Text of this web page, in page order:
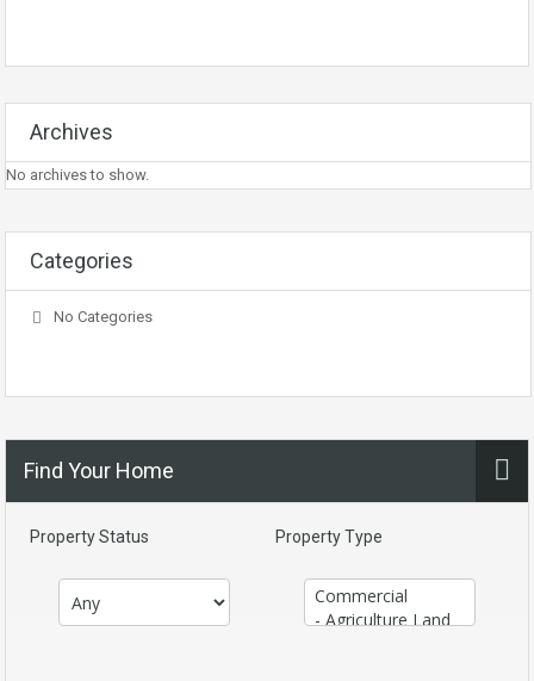
Archives
No archives to show.
Categories
No Categories
Find Your Home
Property Status Property Type